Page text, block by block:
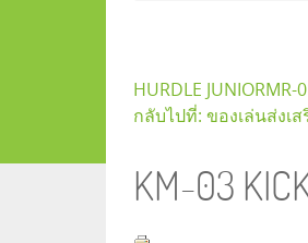
HURDLE JUNIORMR-
กลับไปที่: ของเล่นส่งเ
KM-03